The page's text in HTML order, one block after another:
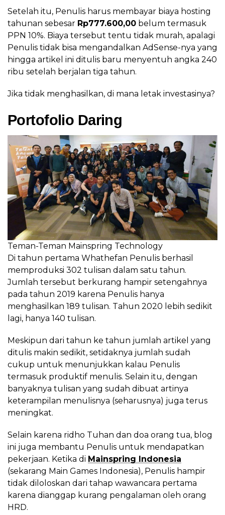
Setelah itu, Penulis harus membayar biaya hosting
tahunan sebesar Rp777.600,00 belum termasuk
PPN 10%. Biaya tersebut tentu tidak murah, apalagi
Penulis tidak bisa mengandalkan AdSense-nya yang
hingga artikel ini ditulis baru menyentuh angka 240
ribu setelah berjalan tiga tahun.
Jika tidak menghasilkan, di mana letak investasinya?
Portofolio Daring
Teman-Teman Mainspring Technology
Di tahun pertama Whathefan Penulis berhasil
memproduksi 302 tulisan dalam satu tahun.
Jumlah tersebut berkurang hampir setengahnya
pada tahun 2019 karena Penulis hanya
menghasilkan 189 tulisan. Tahun 2020 lebih sedikit
lagi, hanya 140 tulisan.
Meskipun dari tahun ke tahun jumlah artikel yang
ditulis makin sedikit, setidaknya jumlah sudah
cukup untuk menunjukkan kalau Penulis
termasuk produktif menulis. Selain itu, dengan
banyaknya tulisan yang sudah dibuat artinya
keterampilan menulisnya (seharusnya) juga terus
meningkat.
Selain karena ridho Tuhan dan doa orang tua, blog
ini juga membantu Penulis untuk mendapatkan
pekerjaan. Ketika di Mainspring Indonesia
(sekarang Main Games Indonesia), Penulis hampir
tidak diloloskan dari tahap wawancara pertama
karena dianggap kurang pengalaman oleh orang
HRD.